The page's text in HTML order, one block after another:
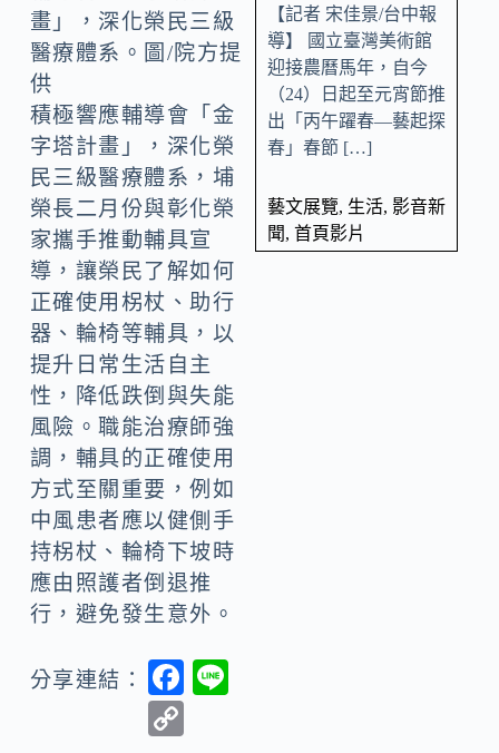
畫」，深化榮民三級
醫療體系。圖/院方提
供
積極響應輔導會「金
字塔計畫」，深化榮
民三級醫療體系，埔
榮長二月份與彰化榮
家攜手推動輔具宣
導，讓榮民了解如何
正確使用柺杖、助行
器、輪椅等輔具，以
提升日常生活自主
性，降低跌倒與失能
風險。職能治療師強
調，輔具的正確使用
方式至關重要，例如
中風患者應以健側手
持柺杖、輪椅下坡時
應由照護者倒退推
行，避免發生意外。
分享連結：
F
【記者 宋佳景/台中報
導】 國立臺灣美術館
迎接農曆馬年，自今
（24）日起至元宵節推
出「丙午躍春—藝起探
春」春節 […]
藝文展覽, 生活, 影音新
聞, 首頁影片